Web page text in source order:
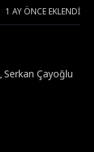
1 AY ÖNCE EKLENDI
,Serkan Çayoğlu